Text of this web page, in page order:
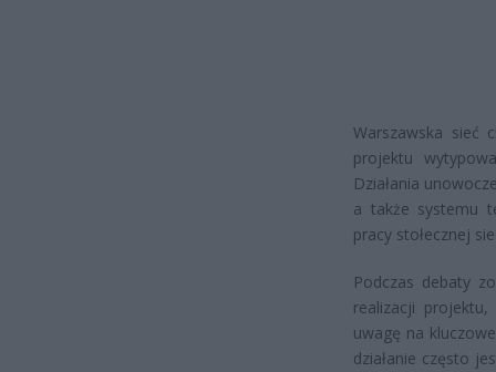
Warszawska sieć
projektu
Działania
a także systemu
pracy stołecznej
Podczas debaty
realizacji projektu,
uwagę na
działanie często